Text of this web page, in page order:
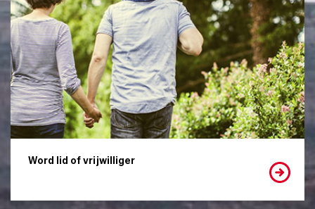
Word lid of vrijwilliger